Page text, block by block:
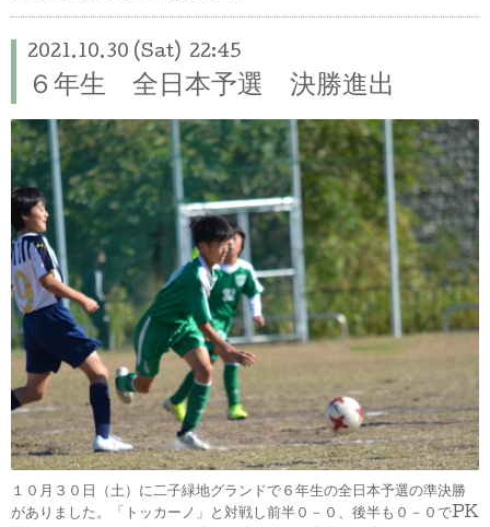
2021.10.30 (Sat) 22:45
６年生 全日本予選 決勝進出
１０月３０日（土）に二子緑地グランドで６年生の全日本予選の準決勝
がありました。「トッカーノ」と対戦し前半０－０、後半も０－０でPK